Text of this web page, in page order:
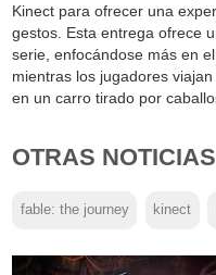
Kinect para ofrecer una
gestos. Esta entrega ofrece
serie, enfocándose más en
mientras los jugadores
en un carro tirado por
OTRAS
fable: the journey kinect